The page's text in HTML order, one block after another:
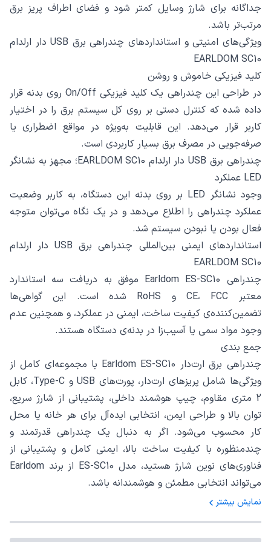
جداگانه برای شارژ وسایل کمتر شود و فضای اطراف پریز برق
مرتب‌تر باشد.
ویژگی‌های امنیتی و استانداردهای چندراهی برق USB دار ارلدام
EARLDOM SC10
کلید فیزیکی خاموش و روشن
در طراحی این چندراهی یک کلید فیزیکی On/Off روی بدنه قرار
داده شده که کنترل دستی بر روی کل سیستم برق را در اختیار
کاربر قرار می‌دهد. این قابلیت به‌ویژه در مواقع اضطراری یا
صرفه‌جویی در مصرف برق بسیار کاربردی است.
چندراهی برق USB دار ارلدام EARLDOM SC10؛ مجهز به نشانگر
LED عملکرد
وجود نشانگر LED بر روی بدنه این دستگاه، به کاربر وضعیت
عملکرد چندراهی را اطلاع می‌دهد و در یک نگاه می‌توان متوجه
فعال بودن یا نبودن سیستم شد.
استانداردهای ایمنی بین‌المللی چندراهی برق USB دار ارلدام
EARLDOM SC10
چندراهی Earldom ES-SC10 موفق به دریافت سه استاندارد
معتبر CE، FCC و RoHS شده است. این گواهی‌ها
تضمین‌کننده‌ی کیفیت ساخت، ایمنی در عملکرد، و همچنین عدم
وجود مواد سمی یا آسیب‌زا در بدنه‌ی دستگاه هستند.
جمع‌ بندی
چندراهی برق ارت‌دار Earldom ES-SC10 با مجموعه‌ای کامل از
ویژگی‌ها شامل پریزهای ارت‌دار، پورت‌های USB و Type-C، کابل
2 متری مقاوم، چیپ هوشمند داخلی، پشتیبانی از شارژ سریع،
توان بالا و طراحی ایمن، انتخابی ایده‌آل برای هر خانه یا محل
کار محسوب می‌شود. اگر به دنبال یک چندراهی قدرتمند و
چندمنظوره با کیفیت ساخت بالا، ایمنی کامل و پشتیبانی از
فناوری‌های نوین شارژ هستید، مدل ES-SC10 از برند Earldom
می‌تواند انتخابی مطمئن و هوشمندانه باشد.
نمایش بیشتر